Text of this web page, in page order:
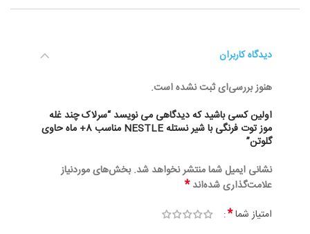
دیدگاه کاربران
هنوز بررسی‌ای ثبت نشده است.
اولین کسی باشید که دیدگاهی می نویسد “سرلاک چند غله
موز توت فرنگی با شیر نستله NESTLE مناسب 8+ ماه حاوی
گلوتن”
نشانی ایمیل شما منتشر نخواهد شد. بخش‌های موردنیاز
علامت‌گذاری شده‌اند*
امتیاز شما*